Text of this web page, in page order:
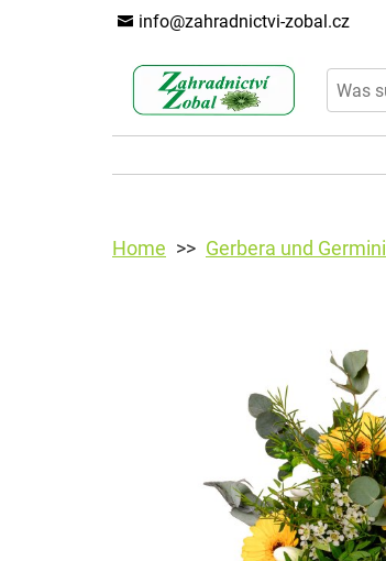
info@zahradnictvi-zobal.cz
Home Gerbera und Germini